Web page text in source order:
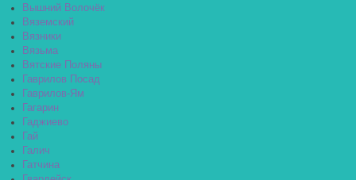
Вышний Волочёк
Вяземский
Вязники
Вязьма
Вятские Поляны
Гаврилов Посад
Гаврилов-Ям
Гагарин
Гаджиево
Гай
Галич
Гатчина